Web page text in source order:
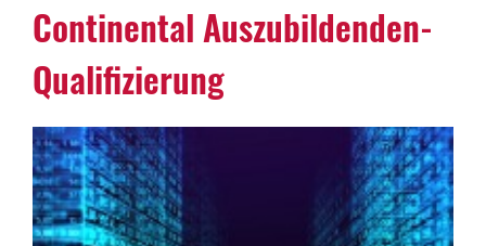
Continental Auszubildenden-
Qualifizierung